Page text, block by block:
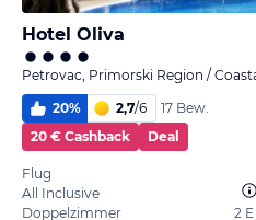
Hotel Oliva
Petrovac, Primorski Region /
20% 2,7/6
17 Bew.
20 € Cashback
Deal
Flug
All Inclusive
Doppelzimmer
2